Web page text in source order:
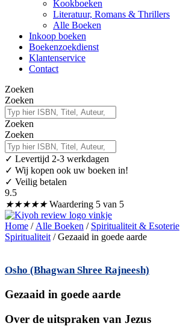
Kookboeken
Literatuur, Romans & Thrillers
Alle Boeken
Inkoop boeken
Boekenzoekdienst
Klantenservice
Contact
Zoeken
Zoeken
Zoeken
Zoeken
✓ Levertijd 2-3 werkdagen
✓ Wij kopen ook uw boeken in!
✓ Veilig betalen
9.5
★★★★★ Waardering 5 van 5
Home / Alle Boeken / Spiritualiteit & Esoterie
Spiritualiteit / Gezaaid in goede aarde
Osho (Bhagwan Shree Rajneesh)
Gezaaid in goede aarde
Over de uitspraken van Jezus